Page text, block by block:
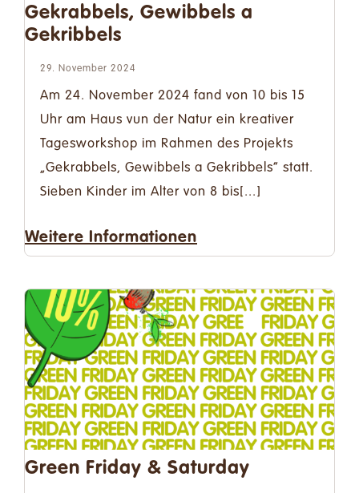
Gekrabbels, Gewibbels a
Gekribbels
29. November 2024
Am 24. November 2024 fand von 10 bis 15
Uhr am Haus vun der Natur ein kreativer
Tagesworkshop im Rahmen des Projekts
„Gekrabbels, Gewibbels a Gekribbels“ statt.
Sieben Kinder im Alter von 8 bis[...]
Weitere Informationen
Green Friday & Saturday